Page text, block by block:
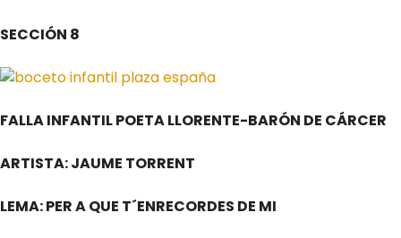
SECCIÓN 8
FALLA INFANTIL POETA LLORENTE-BARÓN DE CÁRCER
ARTISTA: JAUME TORRENT
LEMA: PER A QUE T´ENRECORDES DE MI